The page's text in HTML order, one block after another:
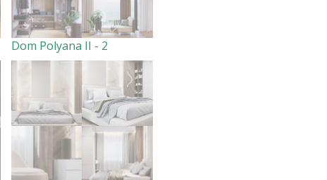
Dom Polyana II - 2